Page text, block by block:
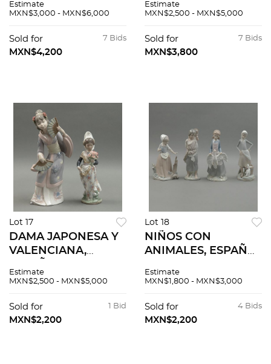
en porcelana
Lladró. Acabado
brillante.
Estimate
MXN$3,000 - MXN$6,000
7 Bids
Sold for
MXN$4,200
Elaborado en
policromada. Sellada
Lladró. Acabado
Estimate
MXN$2,500 - MXN$5,000
7 Bids
Sold for
MXN$3,800
Lot 17
DAMA JAPONESA Y
VALENCIANA,
Elaboradas en
policromada.
Selladas Lladró.
Estimate
MXN$2,500 - MXN$5,000
1 Bid
Sold for
MXN$2,200
Lot 18
NIÑOS CON
ANIMALES, ESPAÑA,
Elaborados en
policromada.
Sellados Nao y
Estimate
MXN$1,800 - MXN$3,000
4 Bids
Sold for
MXN$2,200